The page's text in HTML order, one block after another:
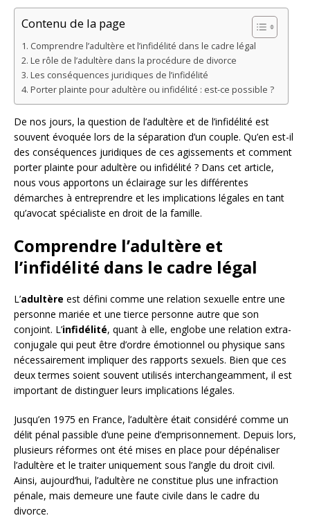
Contenu de la page
Comprendre l’adultère et l’infidélité dans le cadre légal
Le rôle de l’adultère dans la procédure de divorce
Les conséquences juridiques de l’infidélité
Porter plainte pour adultère ou infidélité : est-ce possible ?
De nos jours, la question de l’adultère et de l’infidélité est
souvent évoquée lors de la séparation d’un couple. Qu’en est-il
des conséquences juridiques de ces agissements et comment
porter plainte pour adultère ou infidélité ? Dans cet article,
nous vous apportons un éclairage sur les différentes
démarches à entreprendre et les implications légales en tant
qu’avocat spécialiste en droit de la famille.
Comprendre l’adultère et
l’infidélité dans le cadre légal
L’adultère est défini comme une relation sexuelle entre une
personne mariée et une tierce personne autre que son
conjoint. L’infidélité, quant à elle, englobe une relation extra-
conjugale qui peut être d’ordre émotionnel ou physique sans
nécessairement impliquer des rapports sexuels. Bien que ces
deux termes soient souvent utilisés interchangeamment, il est
important de distinguer leurs implications légales.
Jusqu’en 1975 en France, l’adultère était considéré comme un
délit pénal passible d’une peine d’emprisonnement. Depuis lors,
plusieurs réformes ont été mises en place pour dépénaliser
l’adultère et le traiter uniquement sous l’angle du droit civil.
Ainsi, aujourd’hui, l’adultère ne constitue plus une infraction
pénale, mais demeure une faute civile dans le cadre du
divorce.